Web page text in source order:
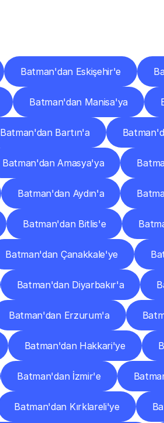
Batman'dan Eskişehir'e
Batman'dan Manisa'ya
Batman'dan Bartın'a
Batman'dan Amasya'ya
Batman'dan Aydın'a
Batman'dan Bitlis'e
Batman'dan Çanakkale'ye
Batman'dan Diyarbakır'a
Batman'dan Erzurum'a
Batman'dan Hakkari'ye
Batman'dan İzmir'e
Batman'dan Kırklareli'ye